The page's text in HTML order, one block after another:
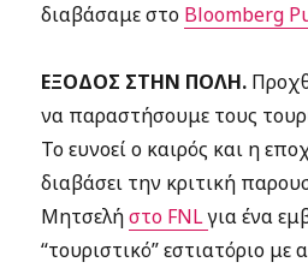
διαβάσαμε στο Bloomberg
ΕΞΟΔΟΣ ΣΤΗΝ ΠΟΛΗ.
να παραστήσουμε τους
Το ευνοεί ο καιρός και η
διαβάσει την κριτική
Μητσελήστο FNLγια ένα
“τουριστικό” εστιατόριο